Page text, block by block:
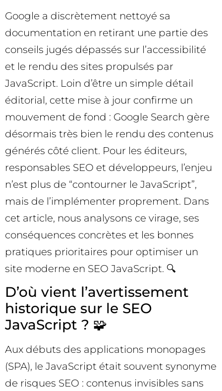
Google a discrètement nettoyé sa
documentation en retirant une partie des
conseils jugés dépassés sur l’accessibilité
et le rendu des sites propulsés par
JavaScript. Loin d’être un simple détail
éditorial, cette mise à jour confirme un
mouvement de fond : Google Search gère
désormais très bien le rendu des contenus
générés côté client. Pour les éditeurs,
responsables SEO et développeurs, l’enjeu
n’est plus de “contourner le JavaScript”,
mais de l’implémenter proprement. Dans
cet article, nous analysons ce virage, ses
conséquences concrètes et les bonnes
pratiques prioritaires pour optimiser un
site moderne en SEO JavaScript. 🔍
D’où vient l’avertissement
historique sur le SEO
JavaScript ? 🧩
Aux débuts des applications monopages
(SPA), le JavaScript était souvent synonyme
de risques SEO : contenus invisibles sans